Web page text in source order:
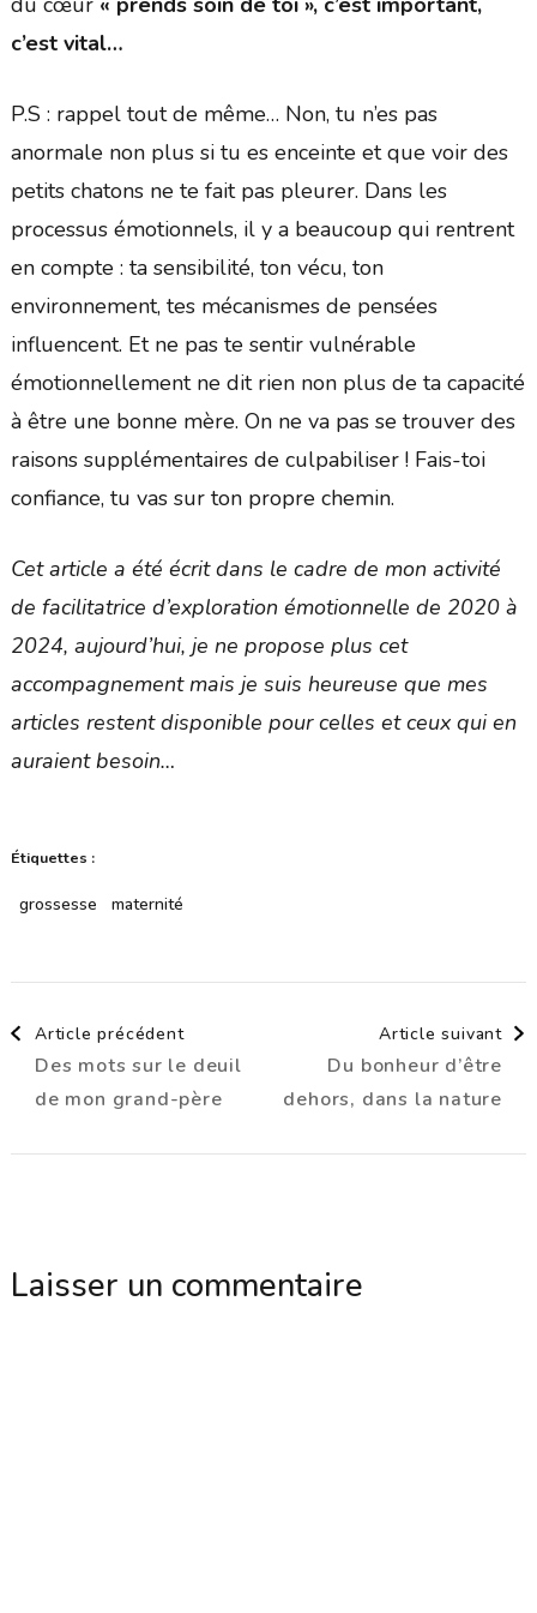
c’est vital…
P.S : rappel tout de même… Non, tu n’es pas
anormale non plus si tu es enceinte et que voir des
petits chatons ne te fait pas pleurer. Dans les
processus émotionnels, il y a beaucoup qui rentrent
en compte : ta sensibilité, ton vécu, ton
environnement, tes mécanismes de pensées
influencent. Et ne pas te sentir vulnérable
émotionnellement ne dit rien non plus de ta capacité
à être une bonne mère. On ne va pas se trouver des
raisons supplémentaires de culpabiliser ! Fais-toi
confiance, tu vas sur ton propre chemin.
Cet article a été écrit dans le cadre de mon activité
de facilitatrice d’exploration émotionnelle de 2020 à
2024, aujourd’hui, je ne propose plus cet
accompagnement mais je suis heureuse que mes
articles restent disponible pour celles et ceux qui en
auraient besoin…
Étiquettes :
grossesse maternité
Navigation
d'article
Article précédent
Des mots sur le deuil
de mon grand-père
Article suivant
Du bonheur d’être
dehors, dans la nature
Laisser un commentaire